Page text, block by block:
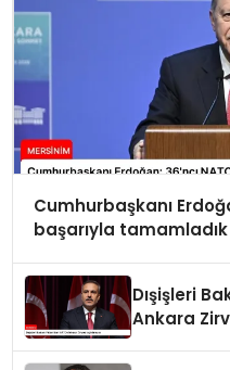
Cumhurbaşkanı
başarıyla tamamladık
Dışişleri
Ankara